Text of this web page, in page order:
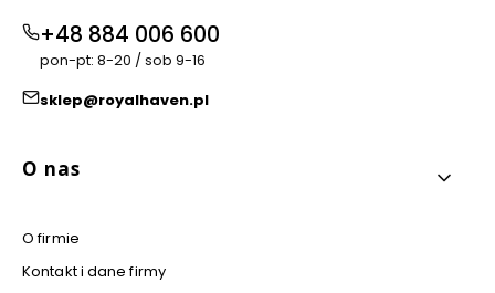
+48 884 006 600
pon-pt: 8-20 / sob 9-16
sklep@royalhaven.pl
Linki w stopce
O nas
O firmie
Kontakt i dane firmy